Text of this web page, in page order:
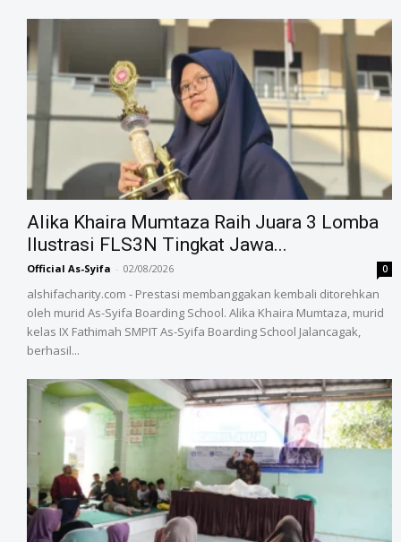
Alika Khaira Mumtaza Raih Juara 3 Lomba
Ilustrasi FLS3N Tingkat Jawa...
Official As-Syifa - 02/08/2026 0
alshifacharity.com - Prestasi membanggakan kembali ditorehkan
oleh murid As-Syifa Boarding School. Alika Khaira Mumtaza, murid
kelas IX Fathimah SMPIT As-Syifa Boarding School Jalancagak,
berhasil...